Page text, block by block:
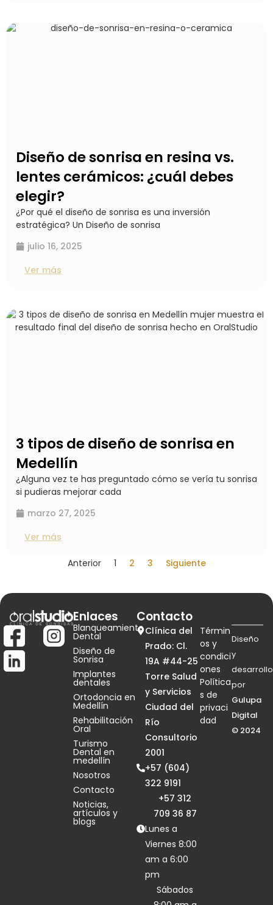
Diseño de sonrisa en resina vs.
lentes cerámicos: ¿cuál debes
elegir?
¿Por qué el diseño de sonrisa es una inversión
estratégica? Un Diseño de sonrisa
julio 16, 2025
Ver más
3 tipos de diseño de sonrisa en
Medellín
¿Alguna vez te has preguntado cómo se vería tu sonrisa
si pudieras mejorar cada
marzo 27, 2025
Ver más
Anterior 1 2 3 Siguiente
Enlaces
Blanqueamiento
Dental
Diseño de
Sonrisa
Implantes
dentales
Ortodoncia en
Medellín
Rehabilitación
Oral
Turismo
Dental en
medellín
Nosotros
Contacto
Noticias,
artículos y
blogs
Contacto
+57 (604)
322 9191
+57 312
709 36 87
Lunes a
Viernes 8:00
am a 6:00
pm
Sábados
Clínica del
Prado: Cl.
19A #44-25
Torre Salud
y Servicios
Ciudad del
Río
Consultorio
2001
Diseño
y
desarrollo
por
Gulupa
Digital
© 2024
Términ
os y
condici
ones
Política
s de
privaci
dad